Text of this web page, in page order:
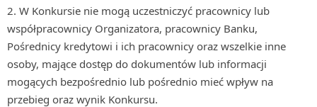
W Konkursie nie mogą uczestniczyć pracownicy lub
współpracownicy Organizatora, pracownicy Banku,
Pośrednicy kredytowi i ich pracownicy oraz wszelkie inne
osoby, mające dostęp do dokumentów lub informacji
mogących bezpośrednio lub pośrednio mieć wpływ na
przebieg oraz wynik Konkursu.